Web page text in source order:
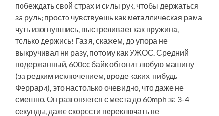
побеждать свой страх и силы рук, чтобы держаться
за руль; просто чувствуешь как металлическая рама
чуть изогнувшись, выстреливает как пружина,
только держись! Газ я, скажем, до упора не
выкручивал ни разу, потому как УЖОС. Средний
подержанный, 600сс байк обгонит любую машину
(за редким исключением, вроде каких-нибудь
Феррари), это настолько очевидно, что даже не
смешно. Он разгоняется с места до 60mph за 3-4
секунды, даже скорости переключать не